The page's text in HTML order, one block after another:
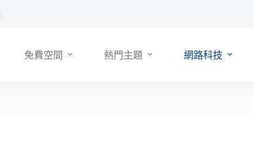
免費空間 熱門主題 網路科技